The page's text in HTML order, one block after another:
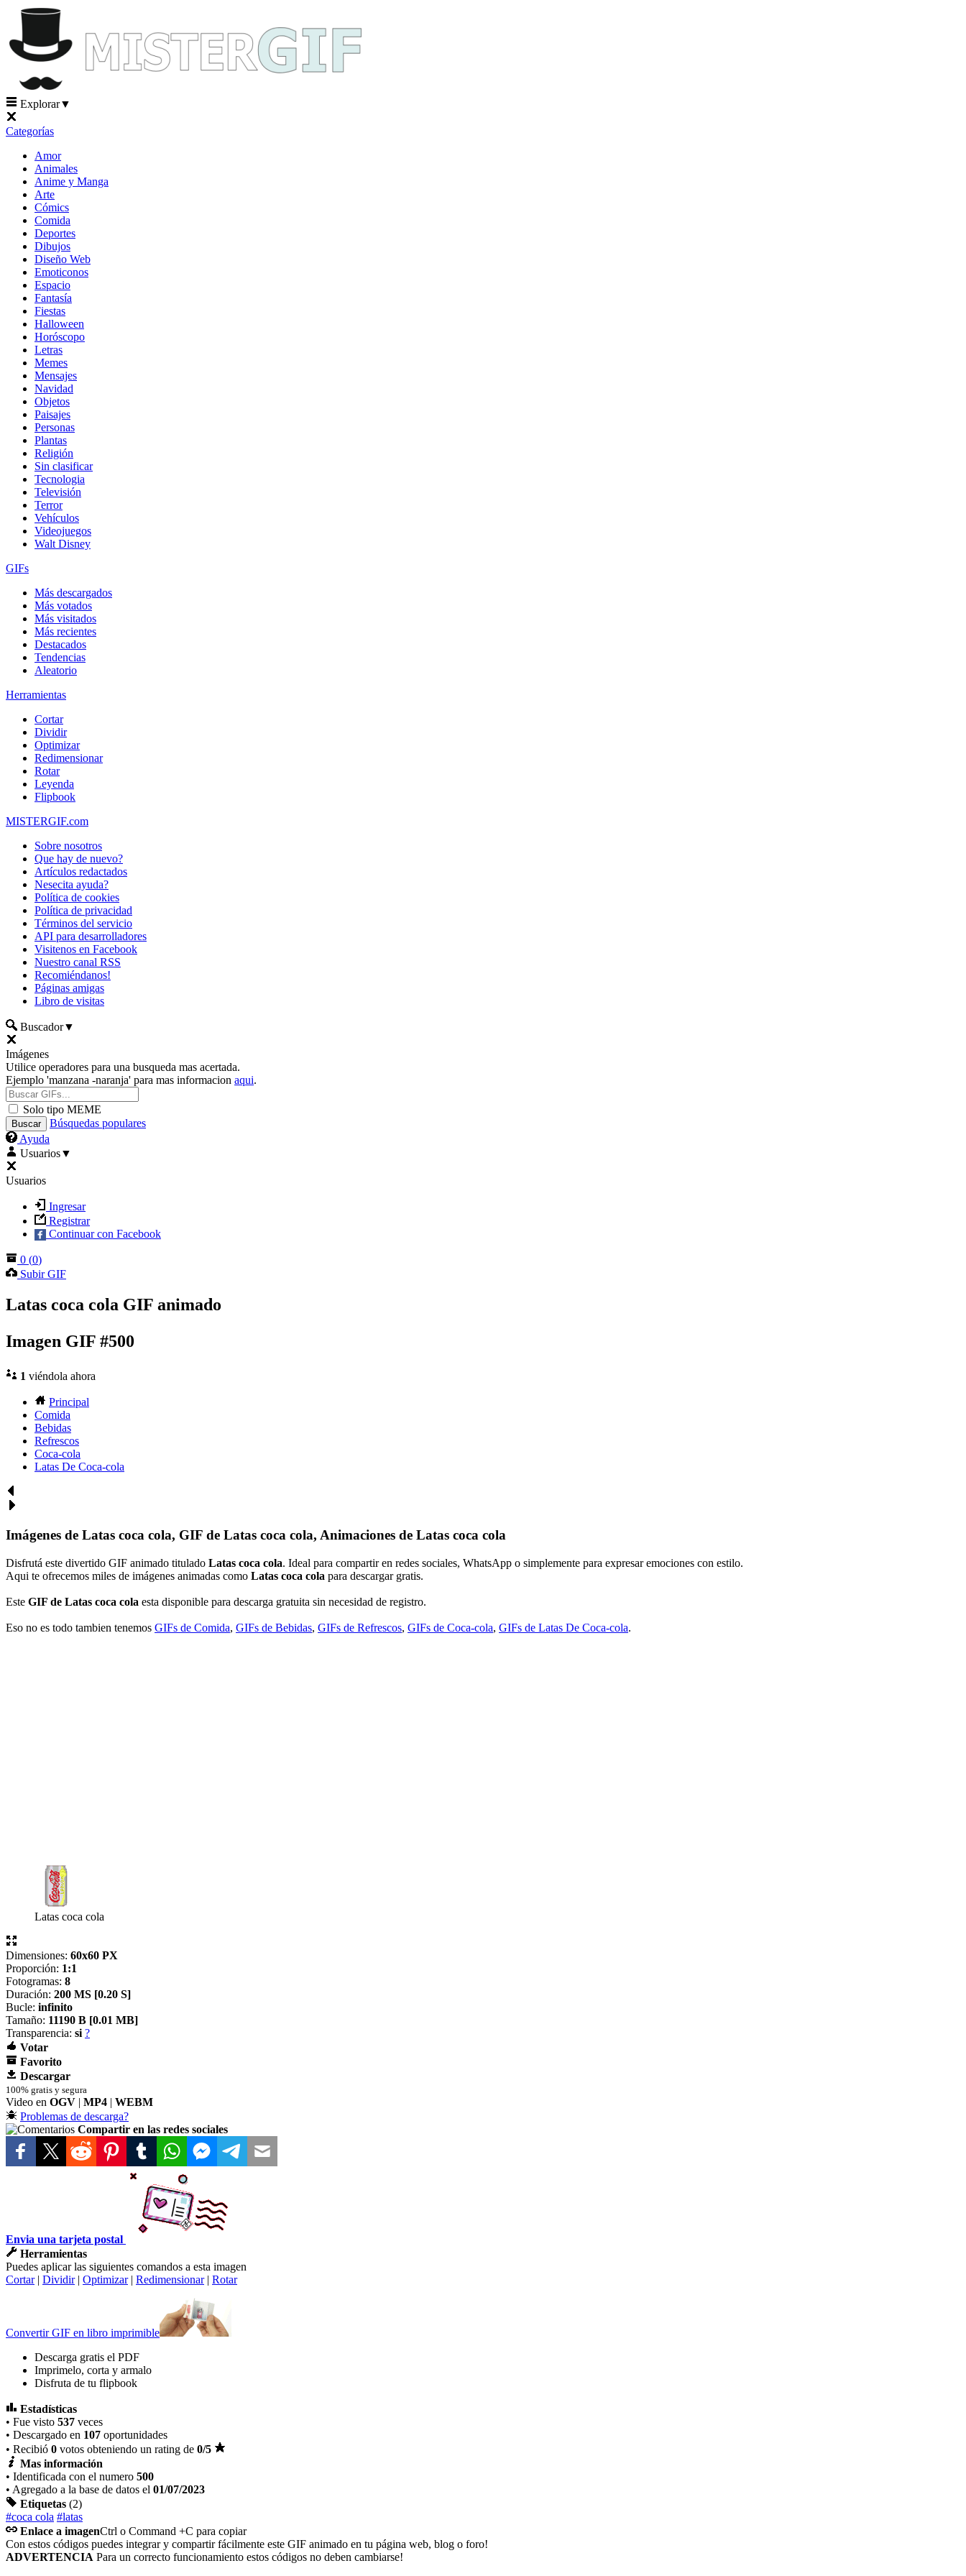
Explorar▼
Categorías
Amor
Animales
Anime y Manga
Arte
Cómics
Comida
Deportes
Dibujos
Diseño Web
Emoticonos
Espacio
Fantasía
Fiestas
Halloween
Horóscopo
Letras
Memes
Mensajes
Navidad
Objetos
Paisajes
Personas
Plantas
Religión
Sin clasificar
Tecnologia
Televisión
Terror
Vehículos
Videojuegos
Walt Disney
GIFs
Más descargados
Más votados
Más visitados
Más recientes
Destacados
Tendencias
Aleatorio
Herramientas
Cortar
Dividir
Optimizar
Redimensionar
Rotar
Leyenda
Flipbook
MISTERGIF.com
Sobre nosotros
Que hay de nuevo?
Artículos redactados
Nesecita ayuda?
Política de cookies
Política de privacidad
Términos del servicio
API para desarrolladores
Visitenos en Facebook
Nuestro canal RSS
Recomiéndanos!
Páginas amigas
Libro de visitas
Buscador▼
Imágenes
Utilice operadores para una busqueda mas acertada.
Ejemplo 'manzana -naranja' para mas informacion aqui.
Solo tipo MEME
Búsquedas populares
Ayuda
Usuarios▼
Usuarios
Ingresar
Registrar
Continuar con Facebook
0 (0)
Subir GIF
Latas coca cola GIF animado
Imagen GIF #500
1 viéndola ahora
Principal
Comida
Bebidas
Refrescos
Coca-cola
Latas De Coca-cola
Imágenes de Latas coca cola, GIF de Latas coca cola, Animaciones de Latas coca cola
Disfrutá este divertido GIF animado titulado Latas coca cola. Ideal para compartir en redes sociales, WhatsApp o simplemente para expresar emociones con estilo.
Aqui te ofrecemos miles de imágenes animadas como Latas coca cola para descargar gratis.
Este GIF de Latas coca cola esta disponible para descarga gratuita sin necesidad de registro.
Eso no es todo tambien tenemos GIFs de Comida, GIFs de Bebidas, GIFs de Refrescos, GIFs de Coca-cola, GIFs de Latas De Coca-cola.
Latas coca cola
Dimensiones: 60x60 PX
Proporción: 1:1
Fotogramas: 8
Duración: 200 MS [0.20 S]
Bucle: infinito
Tamaño: 11190 B [0.01 MB]
Transparencia: si ?
Votar
Favorito
Descargar
100% gratis y segura
Video en OGV | MP4 | WEBM
Problemas de descarga?
Compartir en las redes sociales
Envia una tarjeta postal
Herramientas
Puedes aplicar las siguientes comandos a esta imagen
Cortar| Dividir| Optimizar| Redimensionar| Rotar
Convertir GIF en libro imprimible
Descarga gratis el PDF
Imprimelo, corta y armalo
Disfruta de tu flipbook
Estadísticas
• Fue visto 537 veces
• Descargado en 107 oportunidades
• Recibió 0 votos obteniendo un rating de 0/5
Mas información
• Identificada con el numero 500
• Agregado a la base de datos el 01/07/2023
Etiquetas (2)
#coca cola #latas
Enlace a imagenCtrl o Command +C para copiar
Con estos códigos puedes integrar y compartir fácilmente este GIF animado en tu página web, blog o foro!
ADVERTENCIA Para un correcto funcionamiento estos códigos no deben cambiarse!